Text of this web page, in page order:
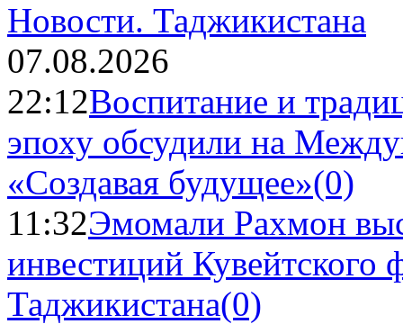
Новости. Таджикистана
07.08.2026
22:12Воспитание и
эпоху обсудили на
«Создавая будущее»(0)
11:32Эмомали Рахмон
инвестиций Кувейтского
Таджикистана(0)